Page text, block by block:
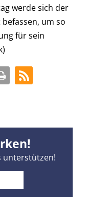
werde sich der
um so
für sein
unterstützen!